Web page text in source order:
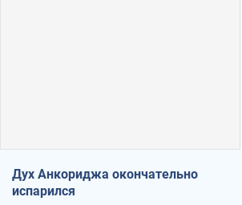
Дух Анкориджа окончательно
испарился